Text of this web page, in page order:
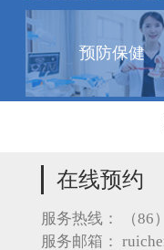
预防保健
在线预约
服务热线：
（86
服务邮箱：